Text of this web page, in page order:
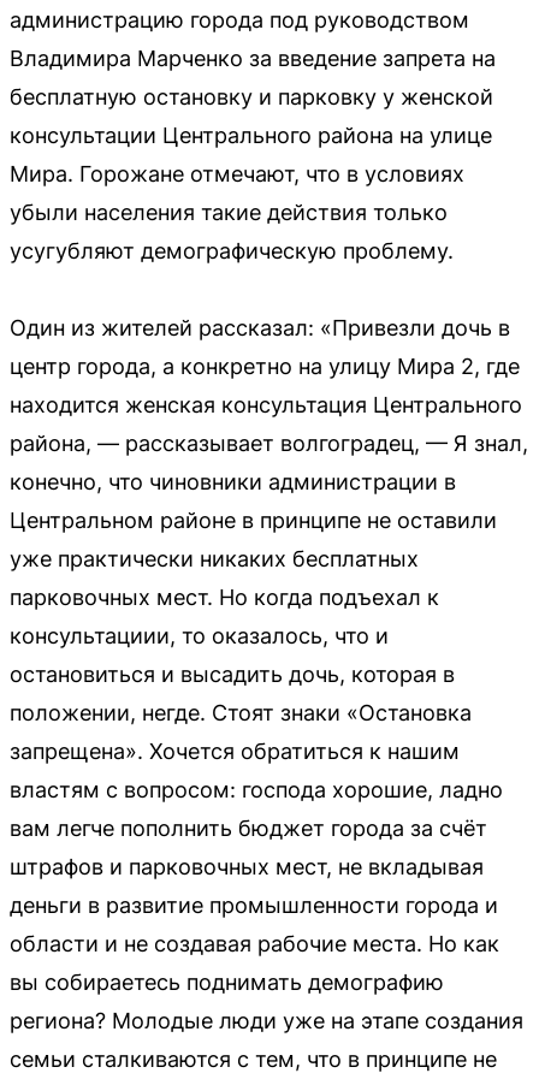
администрацию города под руководством
Владимира Марченко за введение запрета на
бесплатную остановку и парковку у женской
консультации Центрального района на улице
Мира. Горожане отмечают, что в условиях
убыли населения такие действия только
усугубляют демографическую проблему.
Один из жителей рассказал: «Привезли дочь в
центр города, а конкретно на улицу Мира 2, где
находится женская консультация Центрального
района, — рассказывает волгоградец, — Я знал,
конечно, что чиновники администрации в
Центральном районе в принципе не оставили
уже практически никаких бесплатных
парковочных мест. Но когда подъехал к
консультациии, то оказалось, что и
остановиться и высадить дочь, которая в
положении, негде. Стоят знаки «Остановка
запрещена». Хочется обратиться к нашим
властям с вопросом: господа хорошие, ладно
вам легче пополнить бюджет города за счёт
штрафов и парковочных мест, не вкладывая
деньги в развитие промышленности города и
области и не создавая рабочие места. Но как
вы собираетесь поднимать демографию
региона? Молодые люди уже на этапе создания
семьи сталкиваются с тем, что в принципе не